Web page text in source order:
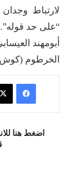
لارتباط
“على حد قوله”.
أبومهند
الخرطوم (كوش
فيسبوك
اضغط هنا